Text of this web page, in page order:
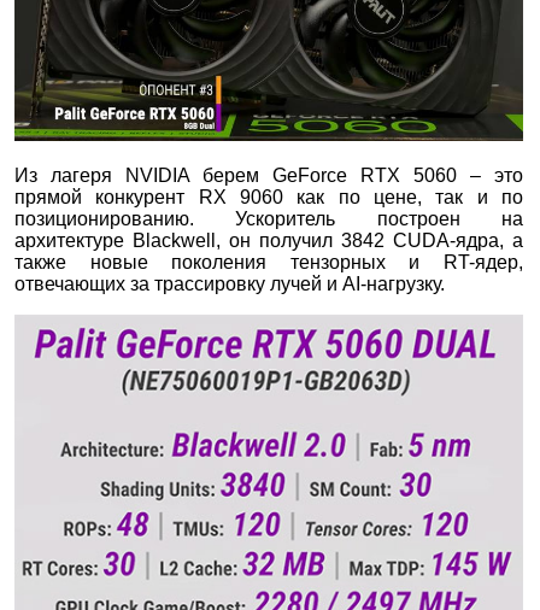
Из лагеря NVIDIA берем GeForce RTX 5060 – это
прямой конкурент RX 9060 как по цене, так и по
позиционированию. Ускоритель построен на
архитектуре Blackwell, он получил 3842 CUDA-ядра, а
также новые поколения тензорных и RT-ядер,
отвечающих за трассировку лучей и AI-нагрузку.